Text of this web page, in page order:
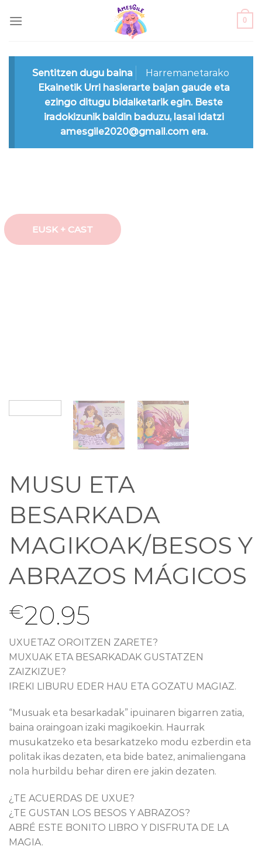
0
Harremanetarako
Sentitzen dugu baina
Ekainetik Urri hasierarte bajan gaude eta
ezingo ditugu bidalketarik egin. Beste
iradokizunik baldin baduzu, lasai idatzi
amesgile2020@gmail.com era.
EUSK + CAST
MUSU ETA
BESARKADA
MAGIKOAK/BESOS Y
ABRAZOS MÁGICOS
€20.95
UXUETAZ OROITZEN ZARETE?
MUXUAK ETA BESARKADAK GUSTATZEN
ZAIZKIZUE?
IREKI LIBURU EDER HAU ETA GOZATU MAGIAZ.
“Musuak eta besarkadak” ipuinaren bigarren zatia,
baina oraingoan izaki magikoekin. Haurrak
musukatzeko eta besarkatzeko modu ezberdin eta
politak ikas dezaten, eta bide batez, animaliengana
nola hurbildu behar diren ere jakin dezaten.
¿TE ACUERDAS DE UXUE?
¿TE GUSTAN LOS BESOS Y ABRAZOS?
ABRÉ ESTE BONITO LIBRO Y DISFRUTA DE LA
MAGIA.